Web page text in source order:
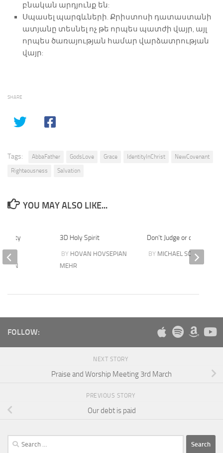
բնական արդյունք են:
Սպասել պարգևների. Քրիստոսի դատաստանի
ատյանը տեսնել ոչ թե որպես պատժի վայր, այլ
որպես ծառայության համար վարձատրության
վայր:
SHARE
Tags: AbbaFather GodsLove Grace IdentityInChrist
NewCovenant
Righteousness
Salvation
YOU MAY ALSO LIKE...
3D Holy Spirit
BY HOVAN HOVSEPIAN
MEHR
Don’t Judge or condemn
BY MICHAEL SOOKIAS
FOLLOW:
NEXT STORY
Praise and Worship Meeting 3rd March
PREVIOUS STORY
Our debt is paid
Search